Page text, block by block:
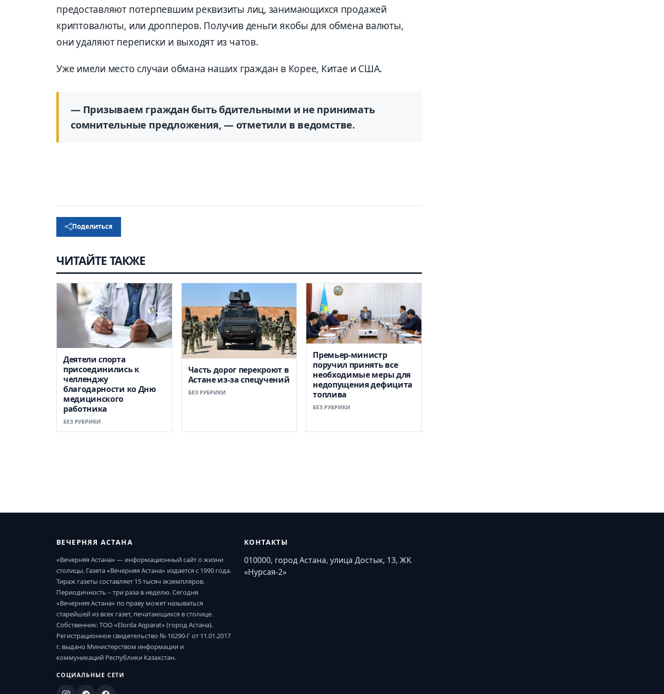
предоставляют потерпевшим реквизиты лиц, занимающихся продажей
криптовалюты, или дропперов. Получив деньги якобы для обмена валюты,
они удаляют переписки и выходят из чатов.
Уже имели место случаи обмана наших граждан в Корее, Китае и США.
— Призываем граждан быть бдительными и не принимать
сомнительные предложения, — отметили в ведомстве.
Поделиться
ЧИТАЙТЕ ТАКЖЕ
Деятели спорта
присоединились к
челленджу
благодарности ко Дню
медицинского
работника
БЕЗ РУБРИКИ
Часть дорог перекроют в
Астане из-за спецучений
БЕЗ РУБРИКИ
Премьер-министр
поручил принять все
необходимые меры для
недопущения дефицита
топлива
БЕЗ РУБРИКИ
ВЕЧЕРНЯЯ АСТАНА
«Вечерняя Астана» — информационный сайт о жизни
столицы. Газета «Вечерняя Астана» издается с 1990 года.
Тираж газеты составляет 15 тысяч экземпляров.
Периодичность – три раза в неделю. Сегодня
«Вечерняя Астана» по праву может называться
старейшей из всех газет, печатающихся в столице.
Собственник: ТОО «Elorda Aqparat» (город Астана).
Регистрационное свидетельство № 16290-Г от 11.01.2017
г. выдано Министерством информации и
коммуникаций Республики Казахстан.
СОЦИАЛЬНЫЕ СЕТИ
КОНТАКТЫ
010000, город Астана, улица Достык, 13, ЖК
«Нурсая-2»